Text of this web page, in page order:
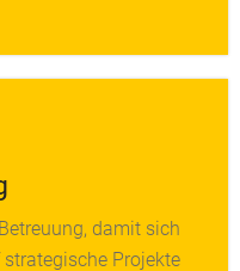
damit sich
Projekte
Ihr Team